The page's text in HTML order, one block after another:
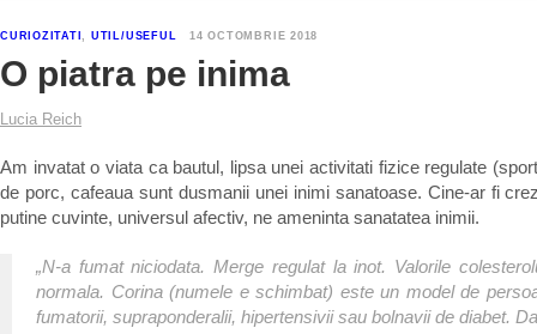
CURIOZITATI, UTIL/USEFUL 14 OCTOMBRIE 2018
O piatra pe inima
Lucia Reich
Am invatat o viata ca bautul, lipsa unei activitati fizice regulate
de porc, cafeaua sunt dusmanii unei inimi sanatoase. Cine-ar fi
putine cuvinte, universul afectiv, ne ameninta sanatatea inimii.
„N-a fumat niciodata. Merge regulat la inot. Valorile
normala. Corina (numele e schimbat) este un model de
fumatorii, supraponderalii, hipertensivii sau bolnavii de diabet.